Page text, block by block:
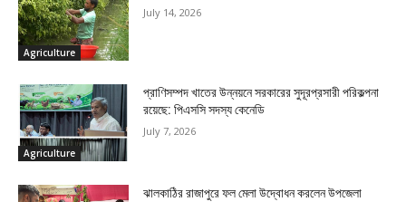
Agriculture
July 14, 2026
Agriculture
প্রাণিসম্পদ খাতের উন্নয়নে সরকারের সুদূরপ্রসারী পরিকল্পনা
রয়েছে: পিএসসি সদস্য কেনেডি
July 7, 2026
ঝালকাঠির রাজাপুরে ফল মেলা উদ্বোধন করলেন উপজেলা